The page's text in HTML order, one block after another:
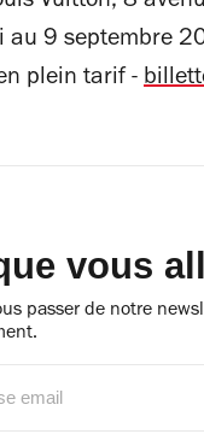
au 9 septembre
plein tarif -
vous
passer de notre